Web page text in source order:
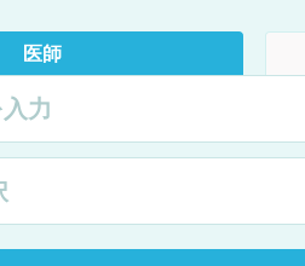
医師